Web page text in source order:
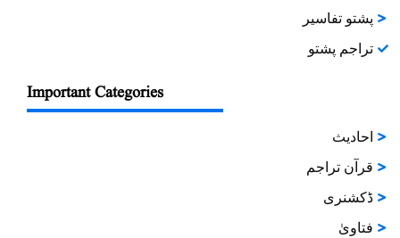
پشتو تفاسیر
تراجم پشتو
Important Categories
احادیث
قرآن تراجم
ڈکشنری
فتاویٰ